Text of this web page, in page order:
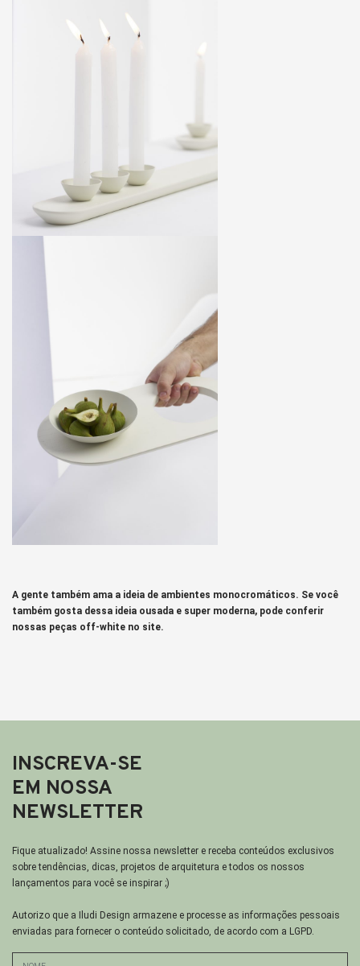
A gente também ama a ideia de ambientes monocromáticos. Se você
também gosta dessa ideia ousada e super moderna, pode conferir
nossas peças off-white no site.
INSCREVA-SE
EM NOSSA
NEWSLETTER
Fique atualizado! Assine nossa newsletter e receba conteúdos exclusivos
sobre tendências, dicas, projetos de arquitetura e todos os nossos
lançamentos para você se inspirar ;)
Autorizo que a Iludi Design armazene e processe as informações pessoais
enviadas para fornecer o conteúdo solicitado, de acordo com a LGPD.